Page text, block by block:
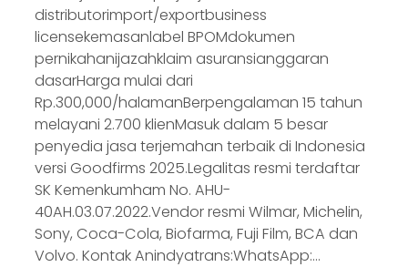
distributorimport/exportbusiness
licensekemasanlabel BPOMdokumen
pernikahanijazahklaim asuransianggaran
dasarHarga mulai dari
Rp.300,000/halamanBerpengalaman 15 tahun
melayani 2.700 klienMasuk dalam 5 besar
penyedia jasa terjemahan terbaik di Indonesia
versi Goodfirms 2025.Legalitas resmi terdaftar
SK Kemenkumham No. AHU-
40AH.03.07.2022.Vendor resmi Wilmar, Michelin,
Sony, Coca-Cola, Biofarma, Fuji Film, BCA dan
Volvo. Kontak Anindyatrans:WhatsApp:…